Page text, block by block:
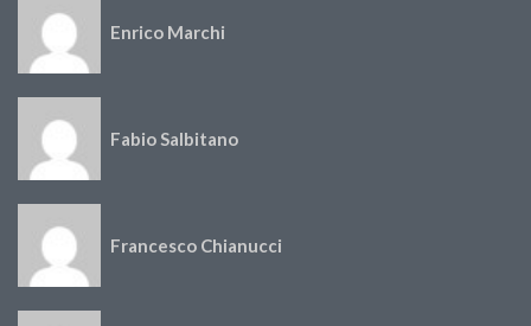
Enrico Marchi
Fabio Salbitano
Francesco Chianucci